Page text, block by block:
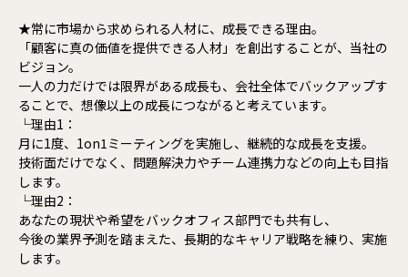
★常に市場から求められる人材に、成長できる理由。
「顧客に真の価値を提供できる人材」を創出することが、当社の
ビジョン。
一人の力だけでは限界がある成長も、会社全体でバックアップす
ることで、想像以上の成長につながると考えています。
└理由1：
月に1度、1on1ミーティングを実施し、継続的な成長を支援。
技術面だけでなく、問題解決力やチーム連携力などの向上も目指
します。
└理由2：
あなたの現状や希望をバックオフィス部門でも共有し、
今後の業界予測を踏まえた、長期的なキャリア戦略を練り、実施
します。